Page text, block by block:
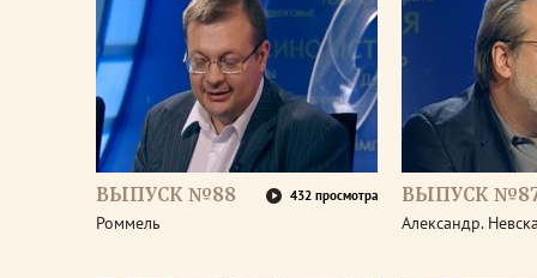
ВЫПУСК №88 432 просмотра
Роммель
ВЫПУСК
Александр.